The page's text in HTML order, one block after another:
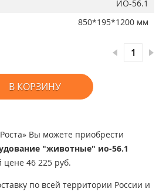
ИО-56.1
850*195*1200 мм
В КОРЗИНУ
Вы можете приобрести
"животные" ио-56.1
цене 46 225 руб.
по всей территории России и